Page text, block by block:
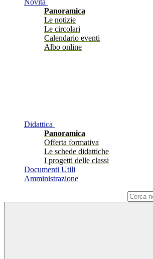
Novità
Panoramica
Le notizie
Le circolari
Calendario eventi
Albo online
Didattica
Panoramica
Offerta formativa
Le schede didattiche
I progetti delle classi
Documenti Utili
Amministrazione